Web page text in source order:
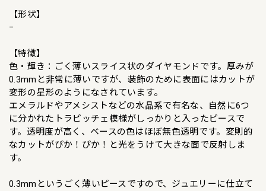
【形状】
−
【特徴】
色・輝き：ごく薄いスライス状のダイヤモンドです。厚みが
0.3mmと非常に薄いですが、装飾のために表面にはカットが
変形の星形のようになされています。
エメラルドやアメシストなどの水晶系で有名な、自然に6つ
に分かれたトラピッチェ模様がしっかりと入ったピースで
す。透明度が高く、ベースの色はほぼ無色透明です。変則的
なカットがぴか！ぴか！と光をうけて大きな面で反射しま
す。
0.3mmというごく薄いピースですので、ジュエリーに仕立て